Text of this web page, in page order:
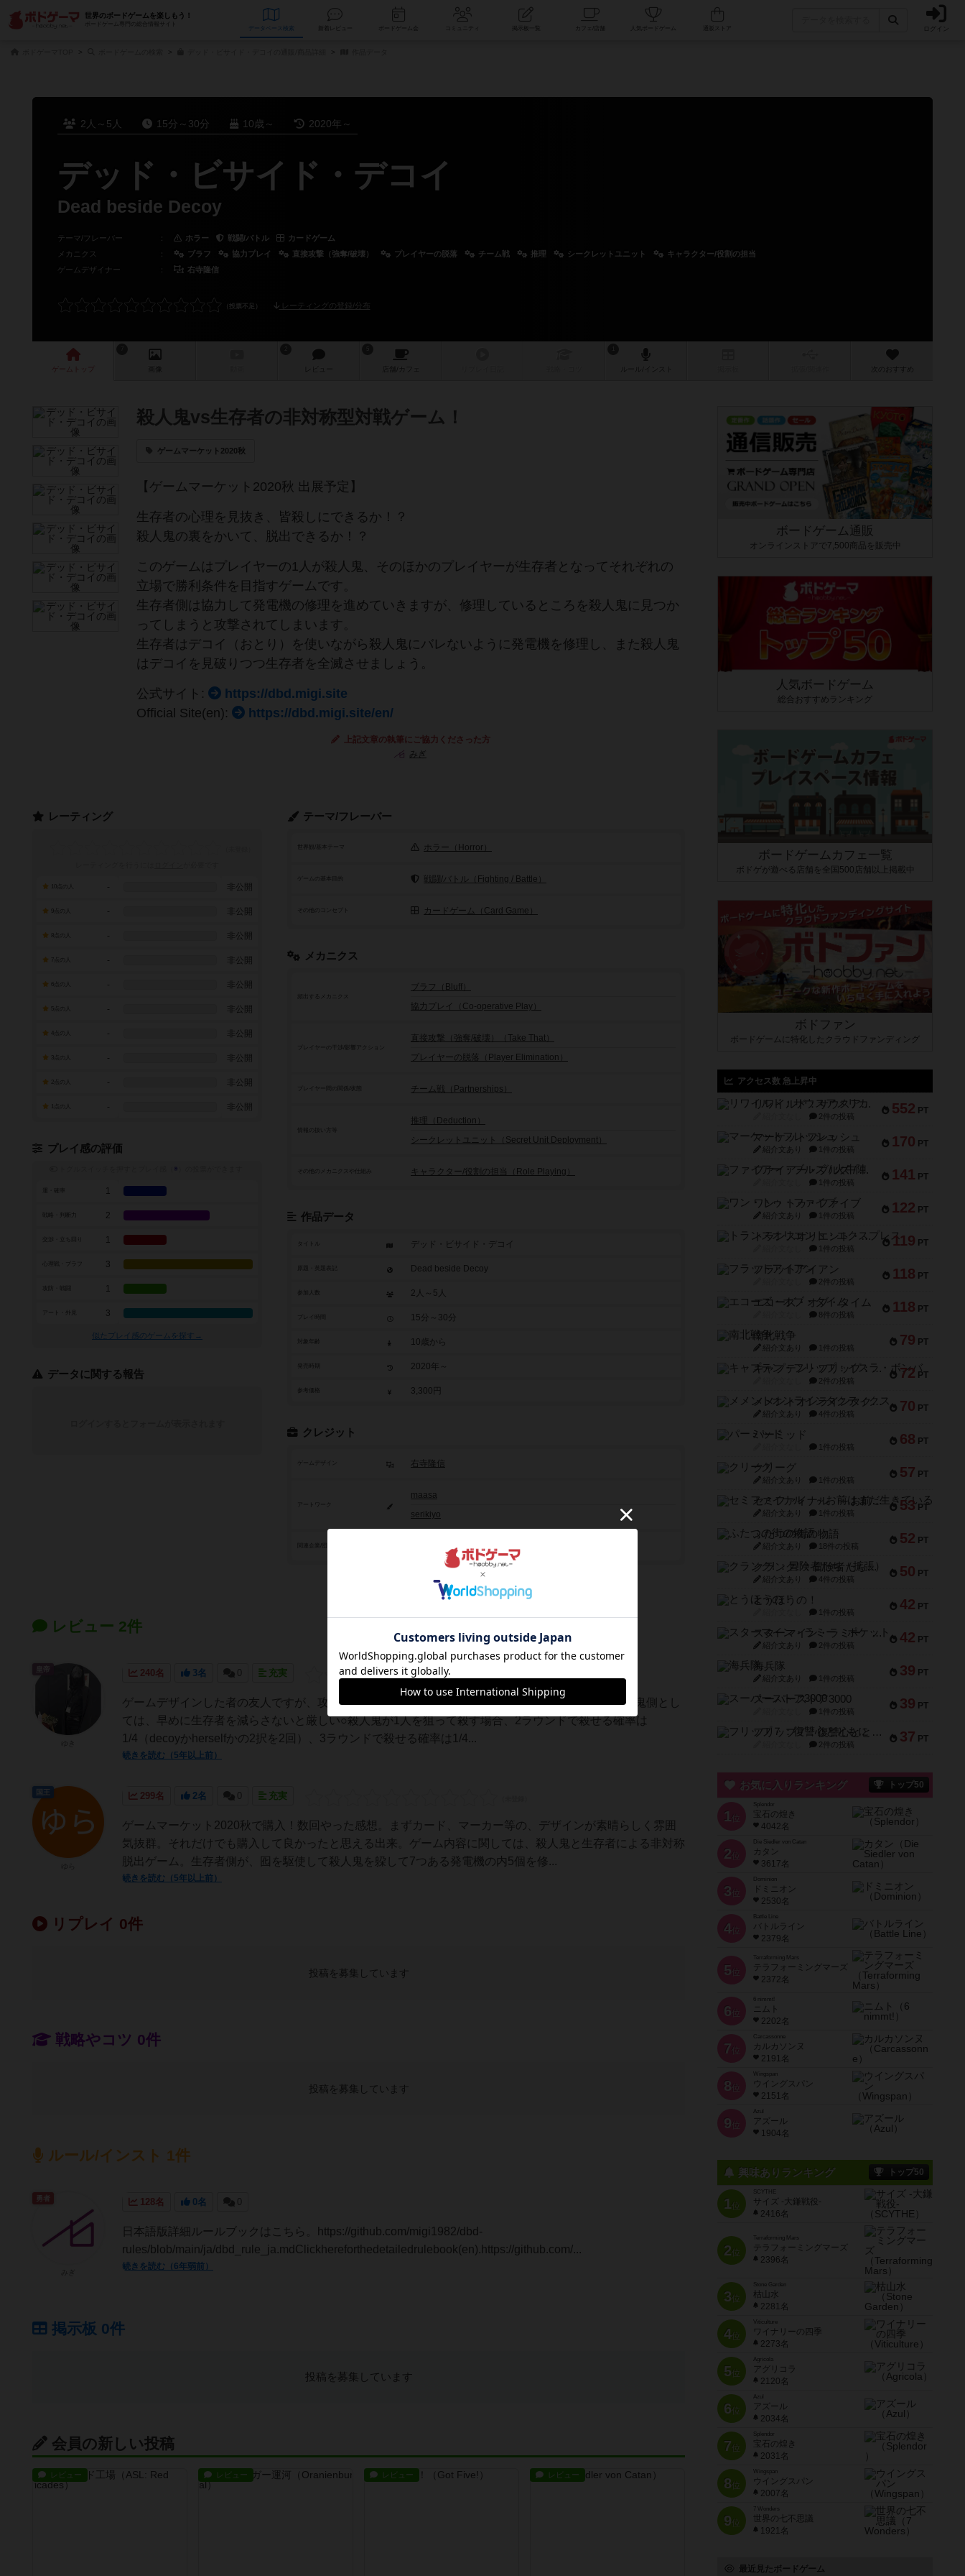
世界のボードゲームを楽しもう！
ボードゲーム専門の総合情報サイト
データベース コミュニティ 人気ボードゲーム ログイン
2人～5人 15分～30分 10歳～ 2020年～
デッド・ビサイド・デコイ
Dead beside Decoy
テーマ/フレーバー ： ホラー 戦闘/バトル
カードゲーム
メカニクス
： ブラフ 協力プレイ 直接攻撃（強奪/破壊） プレイヤーの脱落 チーム戦 推理 シークレットユニット
キャラクター/役割の担当
ゲームデザイナー
： 右寺隆信
レーティングの登録/分布
ゲーム 画像 レビュー 店舗/ カフェ 次のおすすめ
殺人鬼vs生存者の非対称型対戦ゲーム！
ゲームマーケット2020秋
【ゲームマーケット2020秋 出展予定】
生存者の心理を見抜き、皆殺しにできるか！？
殺人鬼の裏をかいて、脱出できるか！？
このゲームはプレイヤーの1人が殺人鬼、そのほかのプレイヤーが生存者となってそれぞれの
立場で勝利条件を目指すゲームです。
生存者側は協力して発電機の修理を進めていきますが、修理しているところを殺人鬼に見つか
ってしまうと攻撃されてしまいます。
生存者はデコイ（おとり）を使いながら殺人鬼にバレないように発電機を修理し、また殺人鬼
はデコイを見破りつつ生存者を全滅させましょう。
公式サイト:
https://dbd.migi.site
Official Site(en):
https://dbd.migi.site/en/
上記文章の執筆にご協力くださった方
みぎ
テーマ/フレーバー
世界観/基本テーマ ホラー（Horror）
ゲームの基本目的 戦闘/バトル（Fighting / Battle）
その他のコンセプト カードゲーム（Card Game）
メカニクス
頻出するメカニクス
ブラフ（Bluff）
協力プレイ（Co-operative Play）
プレイヤーの干渉/影響アクション
直接攻撃（強奪/破壊）（Take That）
プレイヤーの脱落（Player Elimination）
プレイヤー間の関係/状態 チーム戦（Partnerships）
推理（Deduction）
シークレットユニット（Secret Unit Deployment）
その他のメカニクスや仕組み キャラクター/役割の担当（Role Playing）
作品データ
タイトル デッド・ビサイド・デコイ
Dead beside Decoy
参加人数 2人～5人
15分～30分
10歳から
2020年～
参考価格 3,300円
クレジット
ゲームデザイン 右寺隆信
アートワーク
maasa
serikiyo
レーティング
- 非公開
- 非公開
- 非公開
7点の人 - 非公開
- 非公開
- 非公開
- 非公開
- 非公開
- 非公開
- 非公開
プレイ感の評価
※
1
戦略・判断力 2
1
3
1
アート・外見 3
似たプレイ感のゲームを探す→
データに関する報告
レビュー 2件
240名 3名 0 充実
ゲームデザインした者の友人ですが、攻略とゲームバランスについて一切の忌憚なくレビュー○殺人鬼側とし
ては、早めに生存者を減らさないと厳しい○殺人鬼が1人を狙って殺す場合、2ラウンドで殺せる確率は
1/4（decoyかherselfかの2択を2回）、3ラウンドで殺せる確率は1/4...
続きを読む（5年以上前）
皇帝
299名 2名 0 充実
ゲームマーケット2020秋で購入！数回やった感想。まずカード、マーカー等の、デザインが素晴らしく雰囲
気抜群。それだけでも購入して良かったと思える出来。ゲーム内容に関しては、殺人鬼と生存者による非対称
脱出ゲーム。生存者側が、囮を駆使して殺人鬼を躱して7つある発電機の内5個を修...
続きを読む（5年以上前）
国王
リプレイ 0件
投稿を募集しています
戦略やコツ 0件
投稿を募集しています
ルール/インスト 1件
128名 0名 0
日本語版詳細ルールブックはこちら。https://github.com/migi1982/dbd-
rules/blob/main/ja/dbd_rule_ja.mdClickhereforthedetailedrulebook(en).https://github.com/...
続きを読む（6年弱前）
勇者
掲示板 0件
投稿を募集しています
会員の新しい投稿
レビュー レビュー レビュー レビュー
ボードゲーム通販
オンラインストアで7,500商品を販売中
人気ボードゲーム
総合おすすめランキング
ボードゲームカフェ一覧
ボドゲが遊べる店舗を全国500店舗以上掲載中
ボドファン
ボードゲームに特化したクラウドファンディング
アクセス数 急上昇中
552 PT
リワイルド：サウスアメリカ
2件の投稿
170 PT
マーケットフレッシュ
紹介文あり 1件の投稿
141 PT
ファイアー・ブルズ / 火牛陣
1件の投稿
122 PT
ワン・トゥ・ファイブ
紹介文あり 1件の投稿
119 PT
トランスオリエント・エクスプレス
1件の投稿
118 PT
フラットアイアン
2件の投稿
118 PT
エコーズ・オブ・タイム
8件の投稿
79 PT
南北戦争
紹介文あり 1件の投稿
72 PT
キャプテン・フリップ：イスラ・ボンバ
2件の投稿
70 PT
メメントオンラインタクティクス
紹介文あり 4件の投稿
68 PT
パーミッド
1件の投稿
57 PT
クリーグ
紹介文あり 1件の投稿
53 PT
セミファイナル ～お前はまだ生きている～
紹介文あり 1件の投稿
52 PT
ふたつの街の物語
紹介文あり 18件の投稿
50 PT
クランク! ：冒険者たち（拡張）
紹介文あり 4件の投稿
42 PT
とうほうの！
1件の投稿
42 PT
スターマイン・ラミー ポケット
紹介文あり 2件の投稿
39 PT
海兵隊
紹介文あり 1件の投稿
39 PT
スーパーストア3000
1件の投稿
37 PT
フリップ７：復讐心とともに
2件の投稿
お気に入りランキング トップ50
1 位
宝石の煌き
4042名
2 位
Die Siedler von Catan
カタン
3617名
3 位
ドミニオン
2530名
4位
Battle Line
バトルライン
2379名
5 位
Terraforming Mars
テラフォーミングマーズ
2372名
6 位
ニムト
2202名
7 位
Carcassonne
カルカソンヌ
2191名
8 位
Wingspan
ウイングスパン
2151名
9 位
Azul
アズール
1904名
興味ありランキング トップ50
1位
SCYTHE
サイズ -大鎌戦役-
2416名
2位
Terraforming Mars
テラフォーミングマーズ
2396名
3位
Stone Garden
枯山水
2281名
4位
Viticulture
ワイナリーの四季
2273名
5位
Agricola
アグリコラ
2120名
6位
Azul
アズール
2034名
7位
宝石の煌き
2031名
8位
Wingspan
ウイングスパン
2007名
9位
7 Wonders
世界の七不思議
1921名
最近見たボードゲーム